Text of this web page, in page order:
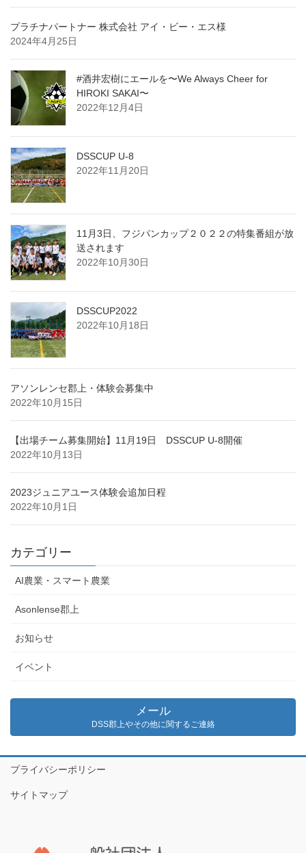
プラチナパートナー 株式会社 アイ・ビー・エス様
2024年4月25日
#酒井宏樹にエールを〜We Always Cheer for
HIROKI SAKAI〜
2022年12月4日
DSSCUP U-8
2022年11月20日
11月3日、フジパンカップ２０２２の特集番組が放
送されます
2022年10月30日
DSSCUP2022
2022年10月18日
アソンレンセ郡上・体験会募集中
2022年10月15日
【出場チーム募集開始】11月19日 DSSCUP U-8開催
2022年10月13日
2023ジュニアユース体験会追加日程
2022年10月1日
カテゴリー
AI農業・スマート農業
Asonlense郡上
お知らせ
イベント
メール
DSS郡上やその他に関するご連絡
プライバシーポリシー
サイトマップ